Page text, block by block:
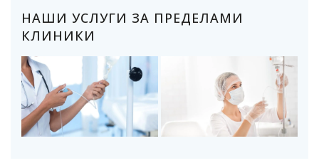
НАШИ УСЛУГИ ЗА ПРЕДЕЛАМИ
КЛИНИКИ